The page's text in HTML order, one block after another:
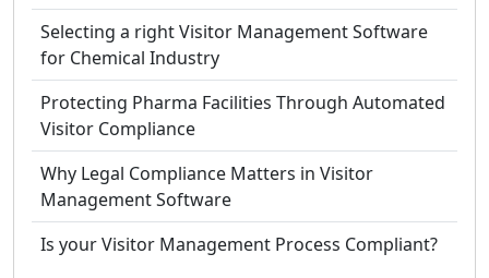
Selecting a right Visitor Management Software
for Chemical Industry
Protecting Pharma Facilities Through Automated
Visitor Compliance
Why Legal Compliance Matters in Visitor
Management Software
Is your Visitor Management Process Compliant?